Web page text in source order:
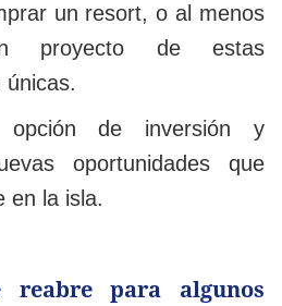
un resort, o al menos
proyecto de estas
opción de inversión y
oportunidades que
en la isla.
reabre para algunos